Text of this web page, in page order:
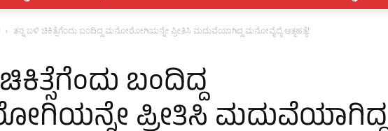
ತನ್ನ ಬಳಿ ಚಿಕಿತ್ಸೆಗೆಂದು ಬಂದಿದ್ದ ಮನೋರೋಗಿಯನ್ನೇ ಪ್ರೀತಿಸಿ ಮದುವೆಯಾಗಿದ್ದ ಮನೋವೈದ್ಯೆ ಆತ್ಮಹತ್ಯೆ!
ಬಂದಿದ್ದ
ಪ್ರೀತಿಸಿ ಮದುವೆಯಾಗಿದ್ದ